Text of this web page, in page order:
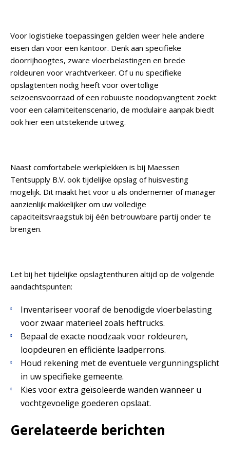
Voor logistieke toepassingen gelden weer hele andere
eisen dan voor een kantoor. Denk aan specifieke
doorrijhoogtes, zware vloerbelastingen en brede
roldeuren voor vrachtverkeer. Of u nu specifieke
opslagtenten nodig heeft voor overtollige
seizoensvoorraad of een robuuste noodopvangtent zoekt
voor een calamiteitenscenario, de modulaire aanpak biedt
ook hier een uitstekende uitweg.
Naast comfortabele werkplekken is bij Maessen
Tentsupply B.V. ook tijdelijke opslag of huisvesting
mogelijk. Dit maakt het voor u als ondernemer of manager
aanzienlijk makkelijker om uw volledige
capaciteitsvraagstuk bij één betrouwbare partij onder te
brengen.
Let bij het tijdelijke opslagtenthuren altijd op de volgende
aandachtspunten:
Inventariseer vooraf de benodigde vloerbelasting
voor zwaar materieel zoals heftrucks.
Bepaal de exacte noodzaak voor roldeuren,
loopdeuren en efficiënte laadperrons.
Houd rekening met de eventuele vergunningsplicht
in uw specifieke gemeente.
Kies voor extra geïsoleerde wanden wanneer u
vochtgevoelige goederen opslaat.
Gerelateerde berichten